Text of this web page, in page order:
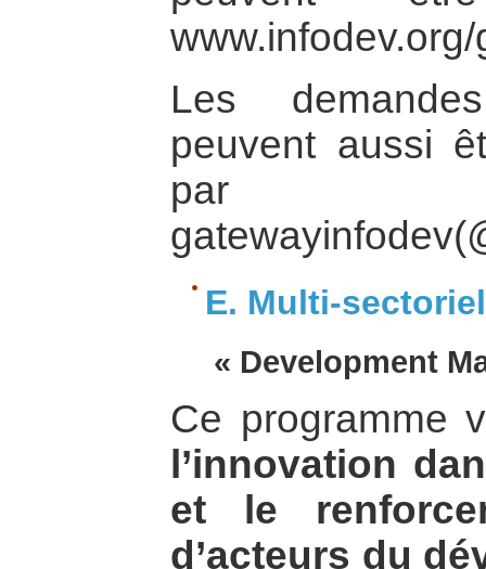
Les
peuvent aussi
par
E. Multi-sectoriel
« Development
Ce programme
l’innovation
et le
d’acteurs du